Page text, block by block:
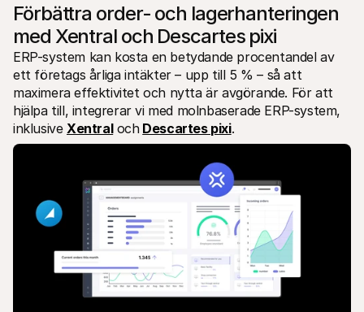
Förbättra order- och lagerhanteringen
med Xentral och Descartes pixi
ERP-system kan kosta en betydande procentandel av
ett företags årliga intäkter – upp till 5 % – så att
maximera effektivitet och nytta är avgörande. För att
hjälpa till, integrerar vi med molnbaserade ERP-system,
inklusive Xentral och Descartes pixi.